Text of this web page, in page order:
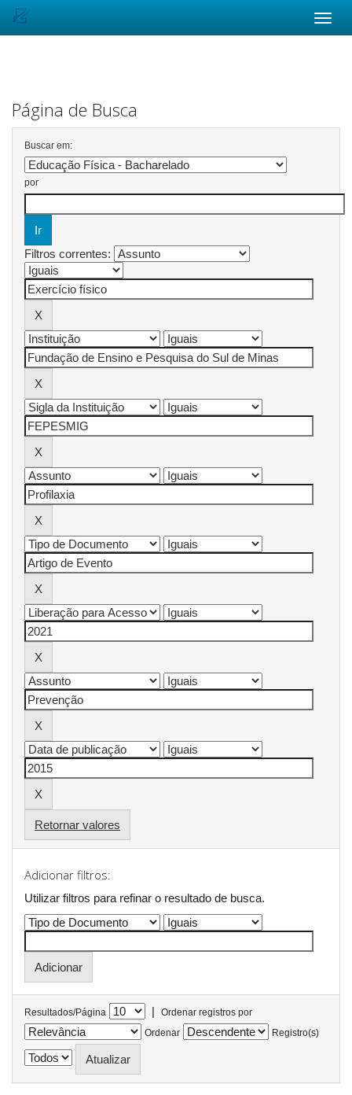
Página de Busca
Buscar em:
por
Filtros correntes:
Retornar valores
Adicionar filtros:
Utilizar filtros para refinar o resultado de busca.
Resultados/Página |
Ordenar registros por
Ordenar
Registro(s)